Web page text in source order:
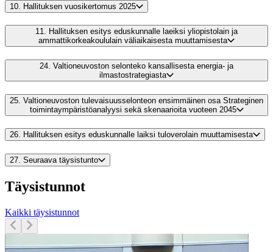
10. Hallituksen vuosikertomus 2025
11. Hallituksen esitys eduskunnalle laeiksi yliopistolain ja
ammattikorkeakoululain väliaikaisesta muuttamisesta
24. Valtioneuvoston selonteko kansallisesta energia- ja
ilmastostrategiasta
25. Valtioneuvoston tulevaisuusselonteon ensimmäinen osa Strateginen
toimintaympäristöanalyysi sekä skenaarioita vuoteen 2045
26. Hallituksen esitys eduskunnalle laiksi tuloverolain muuttamisesta
27. Seuraava täysistunto
Täysistunnot
Kaikki täysistunnot